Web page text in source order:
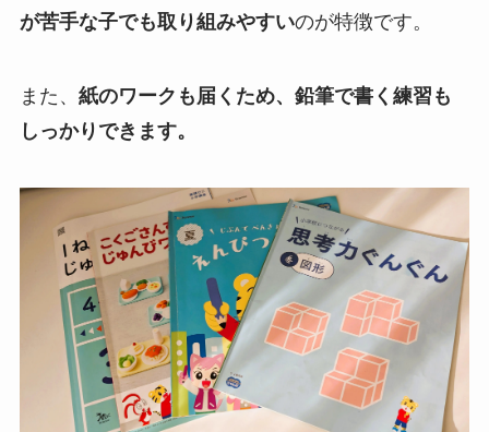
が苦手な子でも取り組みやすいのが特徴です。
また、 紙のワークも届くため、鉛筆で書く練習も
しっかりできます。